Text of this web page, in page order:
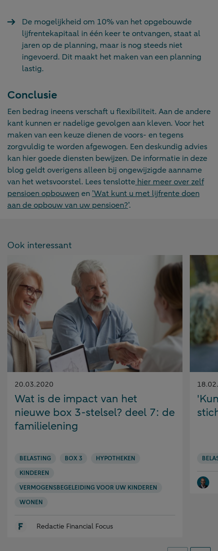
De mogelijkheid om 10% van het opgebouwde
lijfrentekapitaal in één keer te ontvangen, staat al
jaren op de planning, maar is nog steeds niet
ingevoerd. Dit maakt het maken van een planning
lastig.
Conclusie
Een bedrag ineens verschaft u flexibiliteit. Aan de andere
kant kunnen er nadelige gevolgen aan kleven. Voor het
maken van een keuze dienen de voors- en tegens
zorgvuldig te worden afgewogen. Een deskundig advies
kan hier goede diensten bewijzen. De informatie in deze
blog geldt overigens alleen bij ongewijzigde aanname
van het wetsvoorstel. Lees tenslotte hier meer over zelf
pensioen opbouwenen ’Wat kunt u met lijfrente doen
aan de opbouw van uw pensioen?’.
Ook interessant
Gepubliceerd
op:
20.03.2020
Wat is de impact van het
nieuwe box 3-stelsel? deel 7: de
familielening
BELASTING BOX 3
HYPOTHEKEN
KINDEREN
VERMOGENSBEGELEIDING VOOR UW KINDEREN
WONEN
Redactie Financial Focus
op: